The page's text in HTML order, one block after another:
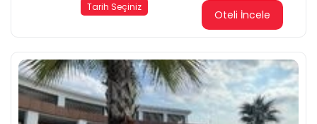
Tarih Seçiniz
Oteli İncele